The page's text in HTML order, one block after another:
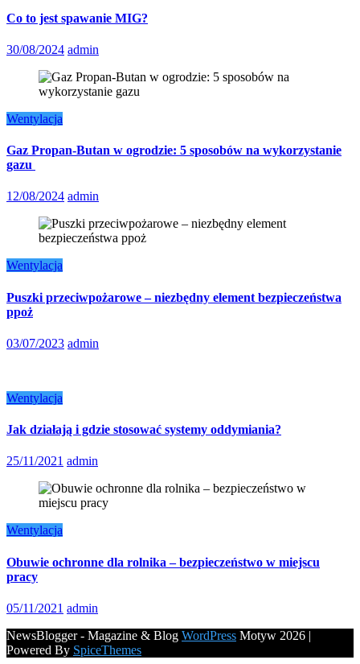
Co to jest spawanie MIG?
30/08/2024 admin
Wentylacja
Gaz Propan-Butan w ogrodzie: 5 sposobów na wykorzystanie
gazu
12/08/2024 admin
Wentylacja
Puszki przeciwpożarowe – niezbędny element bezpieczeństwa
ppoż
03/07/2023 admin
Wentylacja
Jak działają i gdzie stosować systemy oddymiania?
25/11/2021 admin
Wentylacja
Obuwie ochronne dla rolnika – bezpieczeństwo w miejscu
pracy
05/11/2021 admin
NewsBlogger - Magazine & Blog WordPress Motyw 2026 |
Powered By SpiceThemes